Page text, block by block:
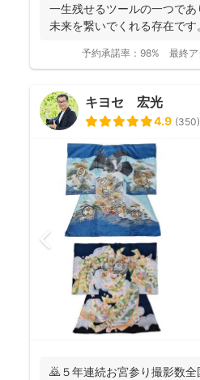
一生残せるツールの一つで
未来を繋いでくれる存在で
予約承諾率： 98% 最終ア
キヨセ 宏光
4.9 (350)
🙇５年連続お宮参り撮影数